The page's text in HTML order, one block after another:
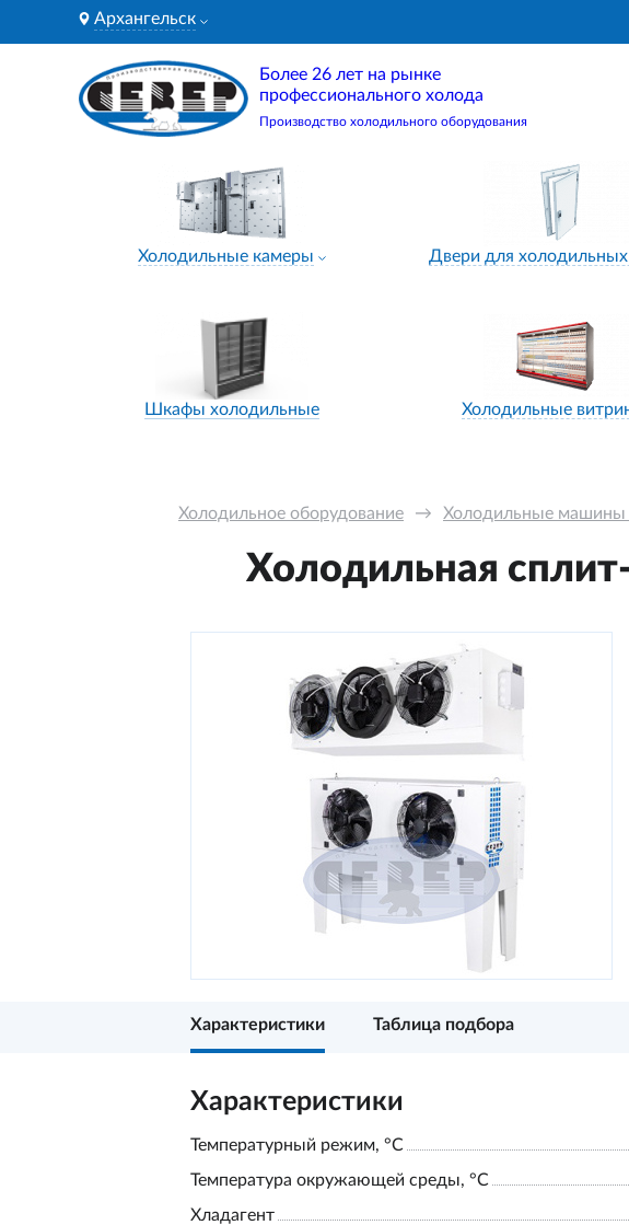
Архангельск
Более 26 лет на рынке
профессионального холода
Производство холодильного оборудования
Холодильные камеры Двери для
Шкафы холодильные Холодильные
Холодильное оборудование → Холодильные машины
Холодильная
Характеристики Таблица подбора
Характеристики
Температурный режим, °С
Температура окружающей среды, °С
Хладагент